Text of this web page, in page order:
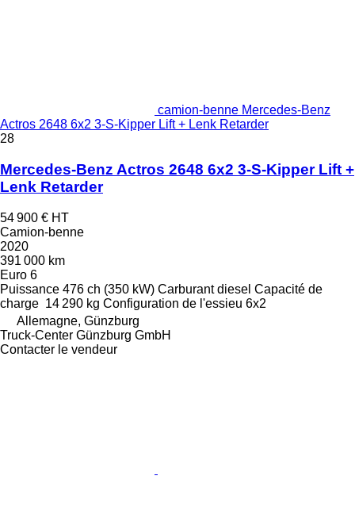
camion-benne Mercedes-Benz
Actros 2648 6x2 3-S-Kipper Lift + Lenk Retarder
28
Mercedes-Benz Actros 2648 6x2 3-S-Kipper Lift +
Lenk Retarder
54 900 € HT
Camion-benne
2020
391 000 km
Euro 6
Puissance 476 ch (350 kW) Carburant diesel Capacité de
charge 14 290 kg Configuration de l'essieu 6x2
Allemagne, Günzburg
Truck-Center Günzburg GmbH
Contacter le vendeur